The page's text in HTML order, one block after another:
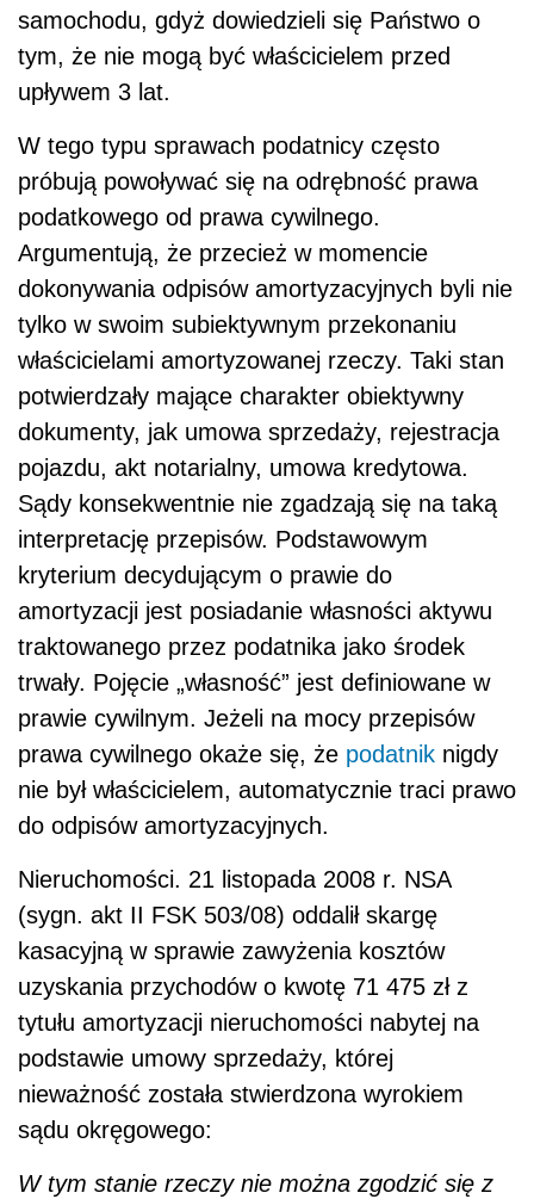
samochodu, gdyż dowiedzieli się Państwo o
tym, że nie mogą być właścicielem przed
upływem 3 lat.
W tego typu sprawach podatnicy często
próbują powoływać się na odrębność prawa
podatkowego od prawa cywilnego.
Argumentują, że przecież w momencie
dokonywania odpisów amortyzacyjnych byli nie
tylko w swoim subiektywnym przekonaniu
właścicielami amortyzowanej rzeczy. Taki stan
potwierdzały mające charakter obiektywny
dokumenty, jak umowa sprzedaży, rejestracja
pojazdu, akt notarialny, umowa kredytowa.
Sądy konsekwentnie nie zgadzają się na taką
interpretację przepisów. Podstawowym
kryterium decydującym o prawie do
amortyzacji jest posiadanie własności aktywu
traktowanego przez podatnika jako środek
trwały. Pojęcie „własność” jest definiowane w
prawie cywilnym. Jeżeli na mocy przepisów
prawa cywilnego okaże się, że podatnik nigdy
nie był właścicielem, automatycznie traci prawo
do odpisów amortyzacyjnych.
Nieruchomości. 21 listopada 2008 r. NSA
(sygn. akt II FSK 503/08) oddalił skargę
kasacyjną w sprawie zawyżenia kosztów
uzyskania przychodów o kwotę 71 475 zł z
tytułu amortyzacji nieruchomości nabytej na
podstawie umowy sprzedaży, której
nieważność została stwierdzona wyrokiem
sądu okręgowego:
W tym stanie rzeczy nie można zgodzić się z